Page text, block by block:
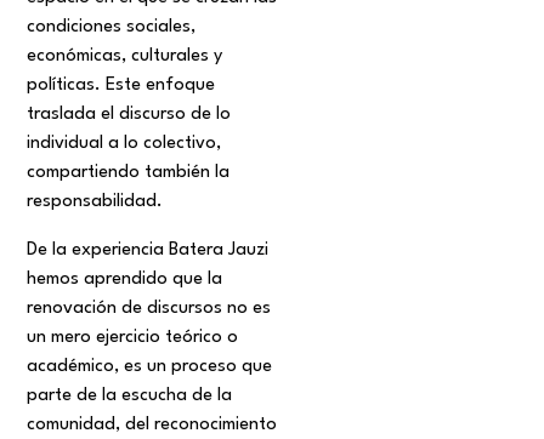
condiciones sociales,
económicas, culturales y
políticas. Este enfoque
traslada el discurso de lo
individual a lo colectivo,
compartiendo también la
responsabilidad.
De la experiencia Batera Jauzi
hemos aprendido que la
renovación de discursos no es
un mero ejercicio teórico o
académico, es un proceso que
parte de la escucha de la
comunidad, del reconocimiento